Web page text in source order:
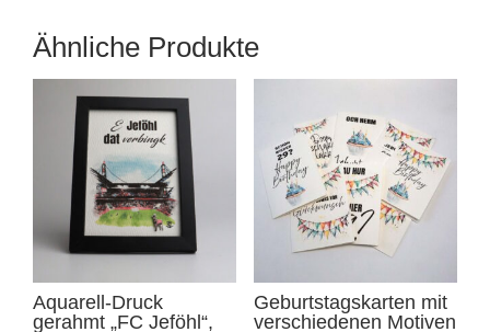
Ähnliche Produkte
Aquarell-Druck
gerahmt „FC Jeföhl“,
Geburtstagskarten mit
verschiedenen Motiven